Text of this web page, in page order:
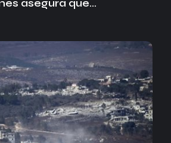
asegura que…